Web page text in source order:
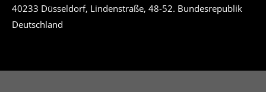
40233 Düsseldorf, Lindenstraße, 48-52. Bundesrepublik
Deutschland